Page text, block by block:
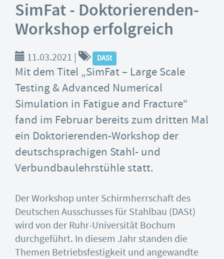
SimFat - Doktorierenden-
Workshop erfolgreich
11.03.2021 | DASt
Mit dem Titel „SimFat – Large Scale
Testing & Advanced Numerical
Simulation in Fatigue and Fracture“
fand im Februar bereits zum dritten Mal
ein Doktorierenden-Workshop der
deutschsprachigen Stahl- und
Verbundbaulehrstühle statt.
Der Workshop unter Schirmherrschaft des
Deutschen Ausschusses für Stahlbau (DASt)
wird von der Ruhr-Universität Bochum
durchgeführt. In diesem Jahr standen die
Themen Betriebsfestigkeit und angewandte